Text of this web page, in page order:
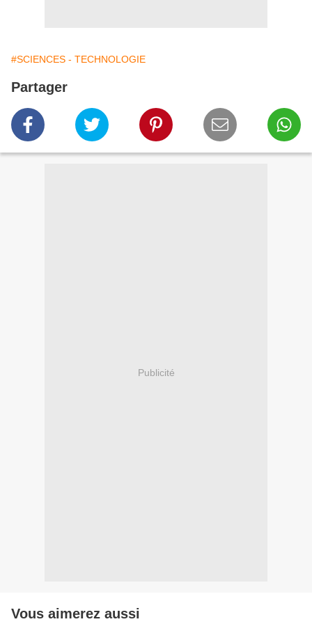
#SCIENCES - TECHNOLOGIE
Partager
Publicité
Vous aimerez aussi